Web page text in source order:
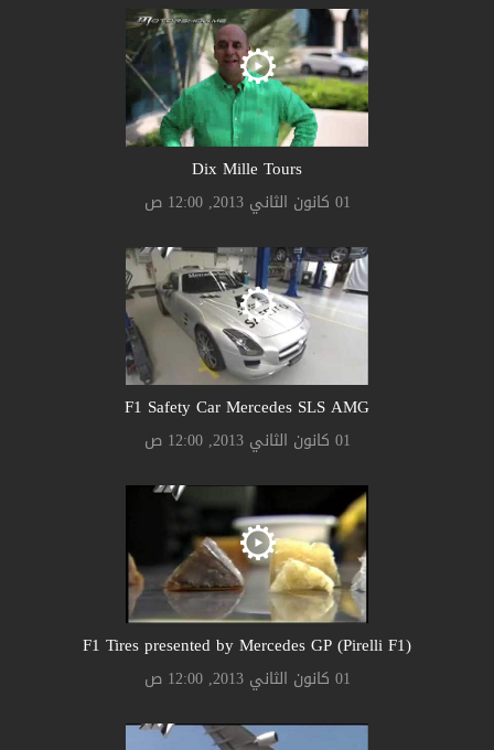
Dix Mille Tours
01 كانون الثاني 2013, 12:00 ص
F1 Safety Car Mercedes SLS AMG
01 كانون الثاني 2013, 12:00 ص
F1 Tires presented by Mercedes GP (Pirelli F1)
01 كانون الثاني 2013, 12:00 ص